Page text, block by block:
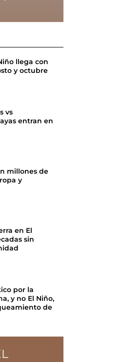
llega con
y octubre
vs
entran en
millones de
y
en El
sin
por la
y no El Niño,
de